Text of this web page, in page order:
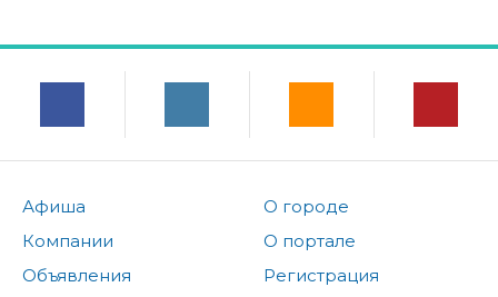
Афиша
Компании
Объявления
О городе
О портале
Регистрация